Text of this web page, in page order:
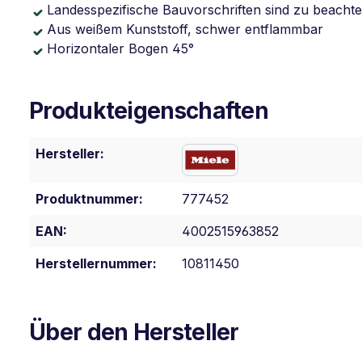
Landesspezifische Bauvorschriften sind zu
Aus weißem Kunststoff, schwer entflammbar
Horizontaler Bogen 45°
Produkteigenschaften
Hersteller:
Produktnummer:
777452
EAN:
4002515963852
Herstellernummer:
10811450
Über den Hersteller